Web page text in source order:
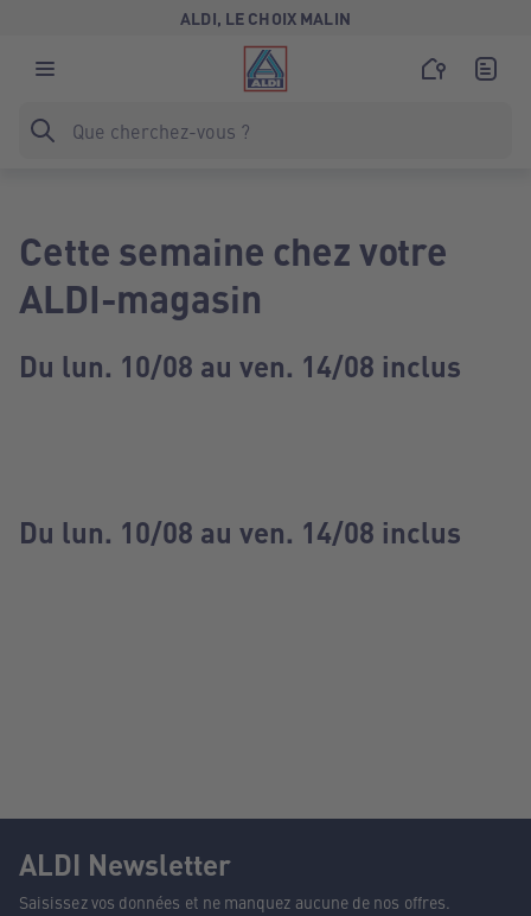
ALDI, LE CHOIX MALIN
Cette semaine chez votre
ALDI-magasin
Du lun. 10/08 au ven. 14/08 inclus
Du lun. 10/08 au ven. 14/08 inclus
ALDI Newsletter
Saisissez vos données et ne manquez aucune de nos offres.